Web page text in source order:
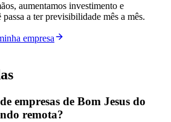
aumentamos investimento e
a ter previsibilidade mês a mês.
empresa
empresas de Bom Jesus do
remota?